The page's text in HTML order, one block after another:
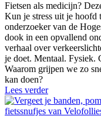
Fietsen als medicijn?
Kun je stress uit je
onderzoeker van de
dook in een opvallend
verhaal over
je doet. Mentaal. Fysiek.
Waarom grijpen we zo
kan doen?
Lees verder